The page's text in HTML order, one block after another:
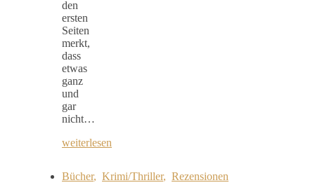
den
ersten
Seiten
merkt,
dass
etwas
ganz
und
gar
nicht…
weiterlesen
Bücher, Krimi/Thriller, Rezensionen